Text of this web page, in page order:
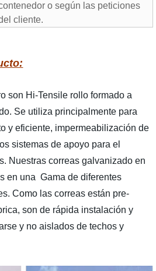
o según las peticiones
cliente.
son Hi-Tensile rollo formado a
Se utiliza principalmente para
y eficiente, impermeabilización de
sistemas de apoyo para el
Nuestras correas galvanizado en
en una Gama de diferentes
Como las correas están pre-
son de rápida instalación y
y no aislados de techos y